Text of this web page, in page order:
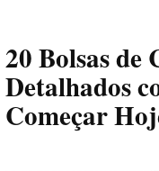
20 Bolsas de
Detalhados
Começar